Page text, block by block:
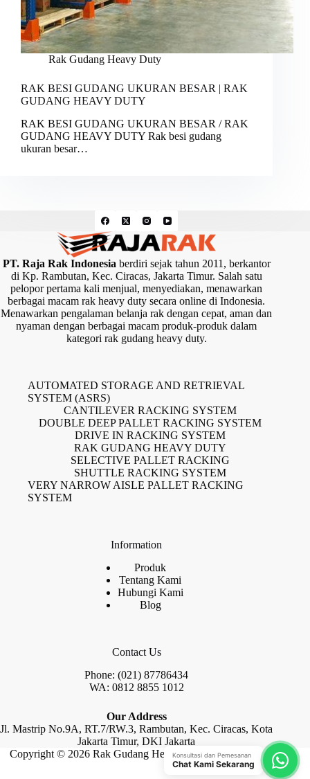
Rak Gudang Heavy Duty
RAK BESI GUDANG UKURAN BESAR | RAK
GUDANG HEAVY DUTY
RAK BESI GUDANG UKURAN BESAR / RAK
GUDANG HEAVY DUTY Rak besi gudang
ukuran besar…
PT. Raja Rak Indonesiaberdiri sejak tahun 2011, berkantor
di Kp. Rambutan, Kec. Ciracas, Jakarta Timur. Salah satu
pelopor pertama kali menjual, menyediakan, menawarkan
berbagai macam rak heavy duty secara online di Indonesia.
Menawarkan pengalaman belanja rak dengan cepat, aman dan
nyaman dengan berbagai macam produk-produk dalam
kategori rak gudang heavy duty.
AUTOMATED STORAGE AND RETRIEVAL
SYSTEM (ASRS)
CANTILEVER RACKING SYSTEM
DOUBLE DEEP PALLET RACKING SYSTEM
DRIVE IN RACKING SYSTEM
RAK GUDANG HEAVY DUTY
SELECTIVE PALLET RACKING
SHUTTLE RACKING SYSTEM
VERY NARROW AISLE PALLET RACKING
SYSTEM
Information
Produk
Tentang Kami
Hubungi Kami
Blog
Contact Us
Phone: (021) 87786434
WA: 0812 8855 1012
Our Address
Jl. Mastrip No.9A, RT.7/RW.3, Rambutan, Kec. Ciracas, Kota
Jakarta Timur, DKI Jakarta
Copyright © 2026 Rak Gudang Heayy Duty by Raja Rak
Konsultasi dan Pemesanan
Chat Kami Sekarang